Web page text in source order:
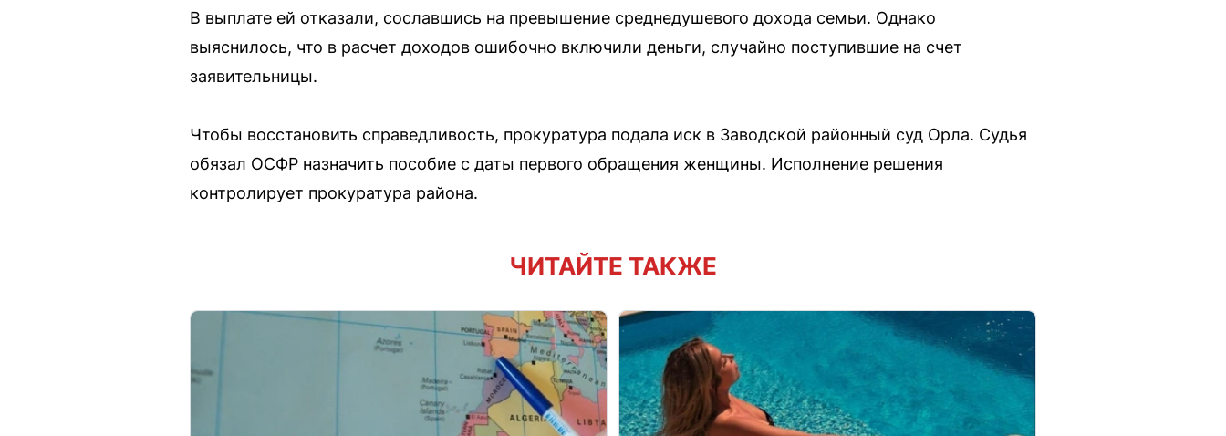
В выплате ей отказали, сославшись на превышение среднедушевого дохода семьи. Однако
выяснилось, что в расчет доходов ошибочно включили деньги, случайно поступившие на счет
заявительницы.
Чтобы восстановить справедливость, прокуратура подала иск в Заводской районный суд Орла. Судья
обязал ОСФР назначить пособие с даты первого обращения женщины. Исполнение решения
контролирует прокуратура района.
ЧИТАЙТЕ ТАКЖЕ